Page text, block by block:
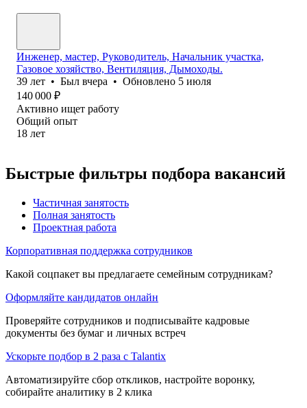
Инженер, мастер, Руководитель, Начальник участка,
Газовое хозяйство, Вентиляция, Дымоходы.
39 лет • Был вчера • Обновлено 5 июля
140 000 ₽
Активно ищет работу
Общий опыт
18 лет
Быстрые фильтры подбора вакансий
Частичная занятость
Полная занятость
Проектная работа
Корпоративная поддержка сотрудников
Какой соцпакет вы предлагаете семейным сотрудникам?
Оформляйте кандидатов онлайн
Проверяйте сотрудников и подписывайте кадровые
документы без бумаг и личных встреч
Ускорьте подбор в 2 раза с Talantix
Автоматизируйте сбор откликов, настройте воронку,
собирайте аналитику в 2 клика